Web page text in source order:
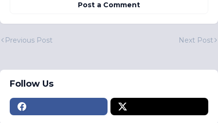
Post a Comment
Previous Post Next Post
Follow Us